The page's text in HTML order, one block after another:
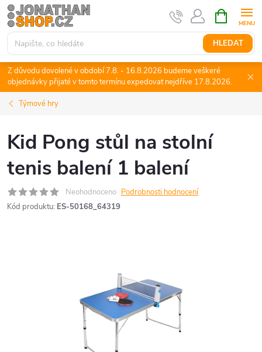
Přejít
na
obsah
HLEDAT
NÁKUPNÍ
KOŠÍK
Z důvodu dovolené v období 7.8. - 16.8.2026 budeme veškeré
objednávky přijaté v tomto termínu expedovat nejdříve 17.8.2026.
Týmové hry
Kid Pong stůl na stolní
tenis balení 1 balení
Neohodnoceno Podrobnosti hodnocení
Kód produktu: ES-50168_64319